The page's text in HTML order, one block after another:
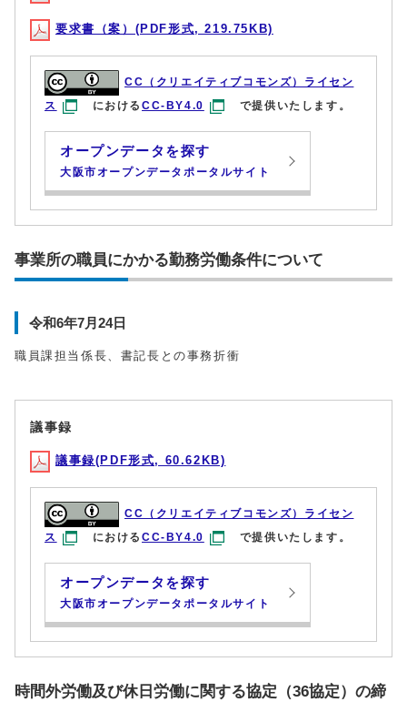
要求書（案）(PDF形式, 219.75KB)
CC（クリエイティブコモンズ）ライセン
ス
におけるCC-BY4.0 で提供いたします。
オープンデータを探す
大阪市オープンデータポータルサイト
事業所の職員にかかる勤務労働条件について
令和6年7月24日
職員課担当係長、書記長との事務折衝
議事録
議事録(PDF形式, 60.62KB)
CC（クリエイティブコモンズ）ライセン
ス
におけるCC-BY4.0 で提供いたします。
オープンデータを探す
大阪市オープンデータポータルサイト
時間外労働及び休日労働に関する協定（36協定）の締